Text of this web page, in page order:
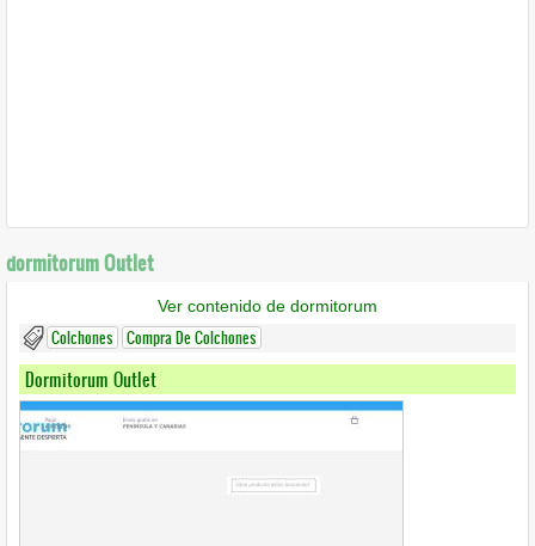
dormitorum Outlet
Ver contenido de dormitorum
Colchones Compra De Colchones
Dormitorum Outlet